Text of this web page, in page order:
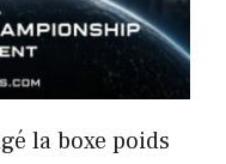
la boxe poids